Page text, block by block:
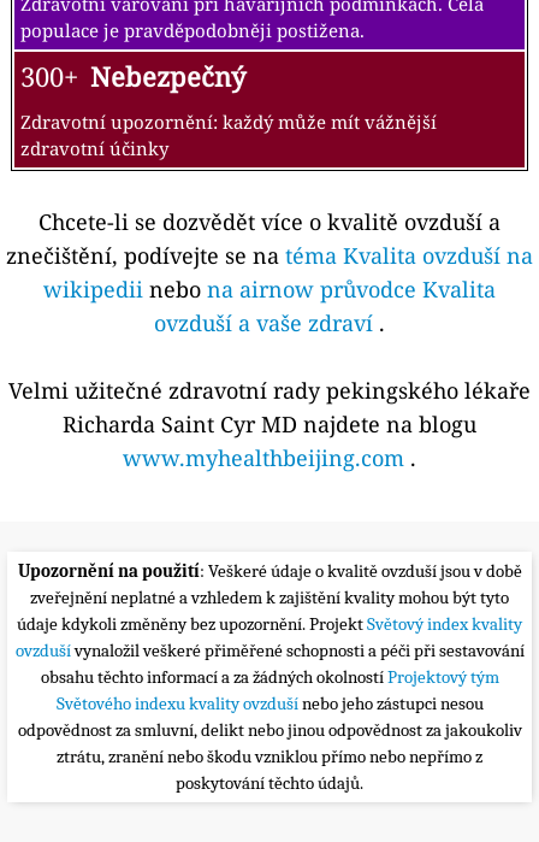
populace je pravděpodobněji postižena.
300+ Nebezpečný
Zdravotní upozornění: každý může mít vážnější
zdravotní účinky
Chcete-li se dozvědět více o kvalitě ovzduší a
znečištění, podívejte se na téma Kvalita ovzduší na
wikipedii nebo na airnow průvodce Kvalita
ovzduší a vaše zdraví .
Velmi užitečné zdravotní rady pekingského lékaře
Richarda Saint Cyr MD najdete na blogu
www.myhealthbeijing.com .
Upozornění na použití: Veškeré údaje o kvalitě ovzduší jsou v době
zveřejnění neplatné a vzhledem k zajištění kvality mohou být tyto
údaje kdykoli změněny bez upozornění. ProjektSvětový index kvality
ovzdušívynaložil veškeré přiměřené schopnosti a péči při sestavování
obsahu těchto informací a za žádných okolnostíProjektový tým
Světového indexu kvality ovzdušínebo jeho zástupci nesou
odpovědnost za smluvní, delikt nebo jinou odpovědnost za jakoukoliv
ztrátu, zranění nebo škodu vzniklou přímo nebo nepřímo z
poskytování těchto údajů.